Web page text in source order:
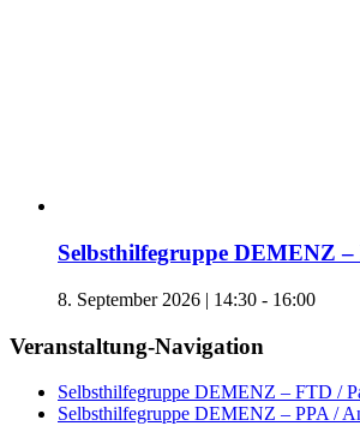
Selbsthilfegruppe DEMENZ
8. September 2026 | 14:30 - 16:00
Veranstaltung-Navigation
Selbsthilfegruppe DEMENZ – FTD /
Selbsthilfegruppe DEMENZ – PPA /